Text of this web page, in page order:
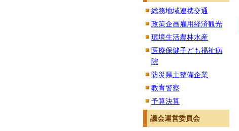
総務地域連携交通
政策企画雇用経済観光
環境生活農林水産
医療保健子ども福祉病
院
防災県土整備企業
教育警察
予算決算
議会運営委員会